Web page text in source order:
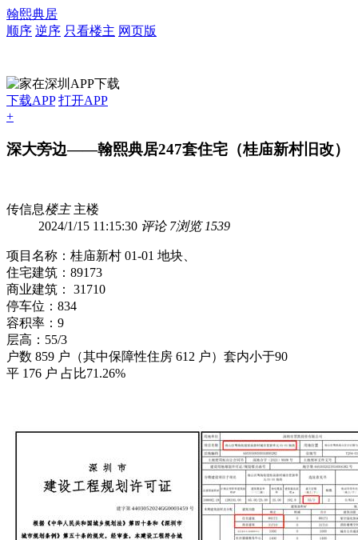
翰熙典居
顺序 逆序 只看楼主 网页版
下载APP 打开APP
+
深大旁边——翰熙典居247套住宅（桂庙新村旧改）
传信息楼主 主楼
2024/1/15 11:15:30 评论 7浏览 1539
项目名称：桂庙新村 01-01 地块、
住宅建筑：89173
商业建筑： 31710
停车位：834
容积率：9
层高：55/3
户数 859 户（其中保障性住房 612 户）套内小于90
平 176 户 占比71.26%